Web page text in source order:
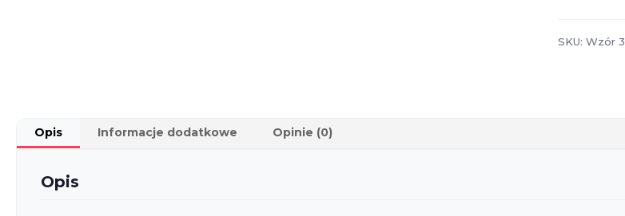
+
SKU:Wzór 3
Opis Informacje dodatkowe Opinie (0)
Opis